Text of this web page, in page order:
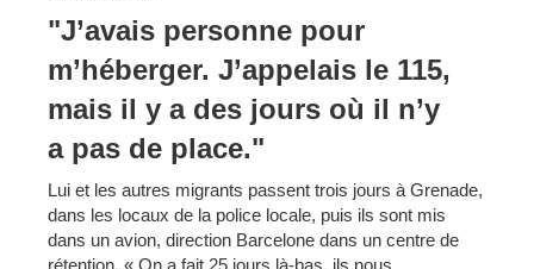
"J’avais personne pour
m’héberger. J’appelais le 115,
mais il y a des jours où il n’y
a pas de place."
Lui et les autres migrants passent trois jours à Grenade,
dans les locaux de la police locale, puis ils sont mis
dans un avion, direction Barcelone dans un centre de
rétention. « On a fait 25 jours là-bas, ils nous